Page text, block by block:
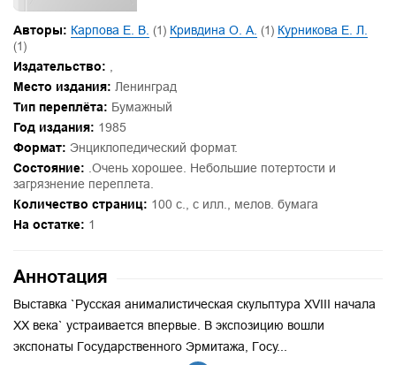
Авторы: Карпова Е. В. (1) Кривдина О. А. (1) Курникова Е. Л.
(1)
Издательство: ,
Место издания: Ленинград
Тип переплёта: Бумажный
Год издания: 1985
Формат: Энциклопедический формат.
Состояние: .Очень хорошее. Небольшие потертости и
загрязнение переплета.
Количество страниц: 100 с., с илл., мелов. бумага
На остатке: 1
Аннотация
Выставка `Русская анималистическая скульптура XVIII начала
XX века` устраивается впервые. В экспозицию вошли
экспонаты Государственного Эрмитажа, Госу...